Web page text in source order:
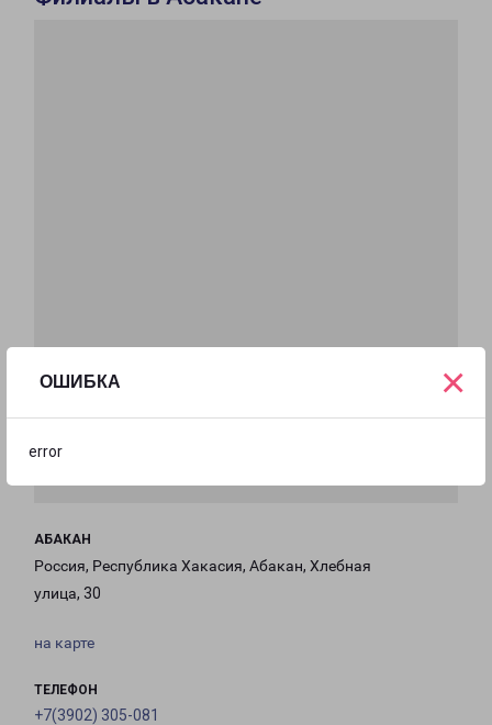
ОШИБКА
error
×
АБАКАН
Россия, Республика Хакасия, Абакан, Хлебная
улица, 30
на карте
ТЕЛЕФОН
+7(3902) 305-081